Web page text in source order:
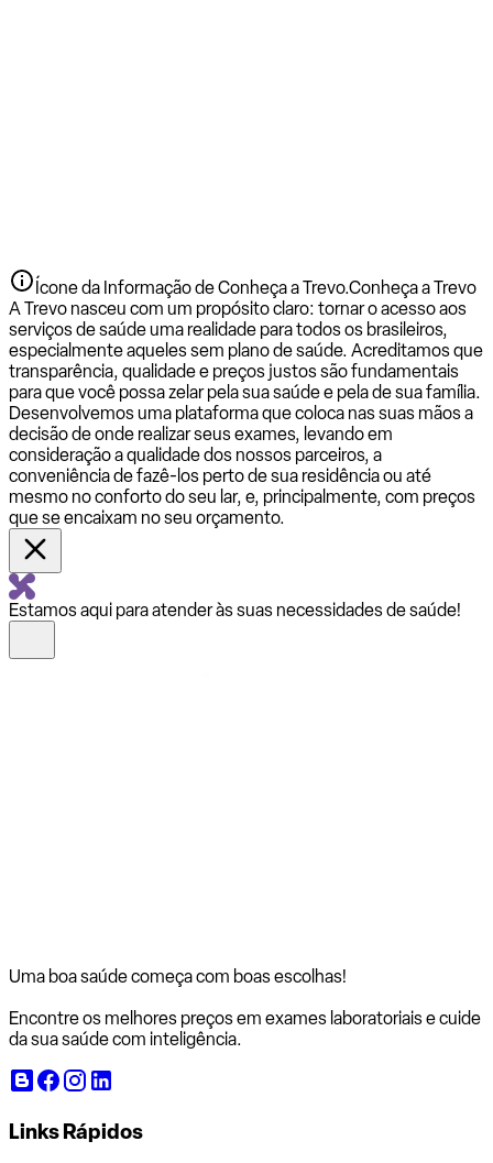
Ícone da Informação de Conheça a Trevo.Conheça a Trevo
A Trevo nasceu com um propósito claro: tornar o acesso aos
serviços de saúde uma realidade para todos os brasileiros,
especialmente aqueles sem plano de saúde. Acreditamos que
transparência, qualidade e preços justos são fundamentais
para que você possa zelar pela sua saúde e pela de sua família.
Desenvolvemos uma plataforma que coloca nas suas mãos a
decisão de onde realizar seus exames, levando em
consideração a qualidade dos nossos parceiros, a
conveniência de fazê-los perto de sua residência ou até
mesmo no conforto do seu lar, e, principalmente, com preços
que se encaixam no seu orçamento.
Estamos aqui para atender às suas necessidades de saúde!
Uma boa saúde começa com boas escolhas!
Encontre os melhores preços em exames laboratoriais e cuide
da sua saúde com inteligência.
Links Rápidos